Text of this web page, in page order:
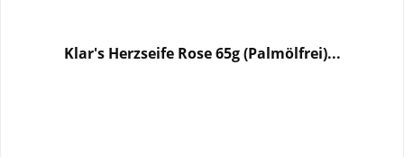
Klar's Herzseife Rose 65g (Palmölfrei)...